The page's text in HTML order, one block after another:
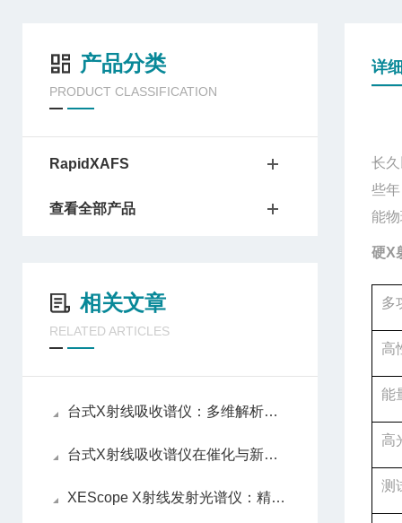
产品分类
PRODUCT CLASSIFICATION
RapidXAFS
查看全部产品
相关文章
RELATED ARTICLES
台式X射线吸收谱仪：多维解析材料微观结构的精准表征技术
台式X射线吸收谱仪在催化与新能源材料中的应用
XEScope X射线发射光谱仪：精准解析价态轨道，智简高效做表征
详
长
些
能
硬X
多
高
能
高
测